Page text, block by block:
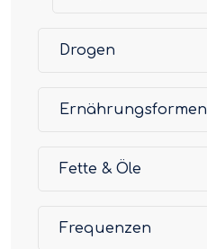
Drogen
Ernährungsformen
Fette & Öle
Frequenzen